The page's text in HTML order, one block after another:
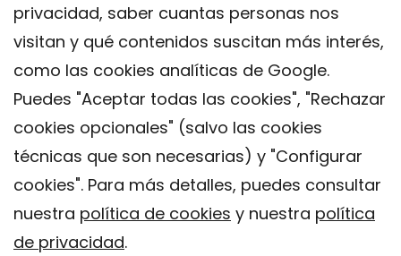
motivarse y hacer más ejercicio o dormir
mejor. Te parece simple. Pero cuando
empiezas a observar los datos, ves que es
muy, muy complejo. No es que me asuste esta
complejidad, porque es interesante desde un
punto de vista científico y me estimula, pero
pone las cosas muy difíciles. Como decía, las
personas somos distintas y además
privacidad, saber cuantas personas nos
visitan y qué contenidos suscitan más interés,
como las cookies analíticas de Google.
Puedes "Aceptar todas las cookies", "Rechazar
cookies opcionales" (salvo las cookies
técnicas que son necesarias) y "Configurar
cookies". Para más detalles, puedes consultar
nuestra política de cookies y nuestra política
de privacidad.